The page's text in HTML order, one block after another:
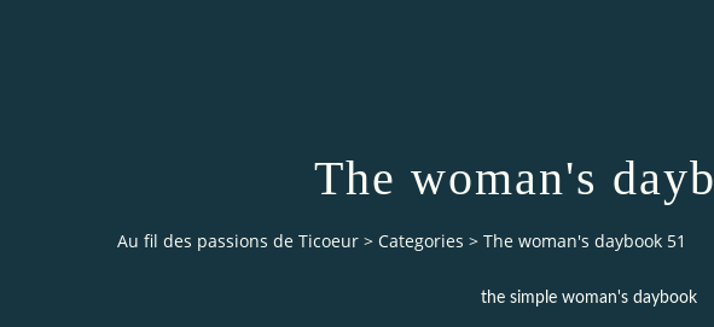
The woman's
Au fil des passions de Ticoeur > Categories > The woman's daybook 51
the simple woman's daybook